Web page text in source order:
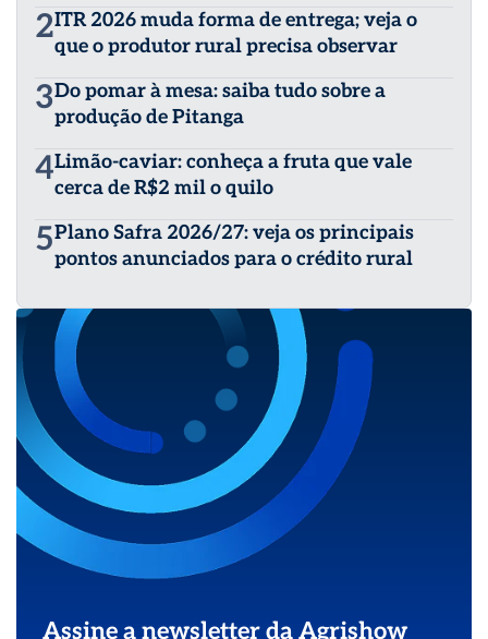
2ITR 2026 muda forma de entrega; veja o
que o produtor rural precisa observar
3Do pomar à mesa: saiba tudo sobre a
produção de Pitanga
4Limão-caviar: conheça a fruta que vale
cerca de R$2 mil o quilo
5Plano Safra 2026/27: veja os principais
pontos anunciados para o crédito rural
Assine a newsletter da Agrishow